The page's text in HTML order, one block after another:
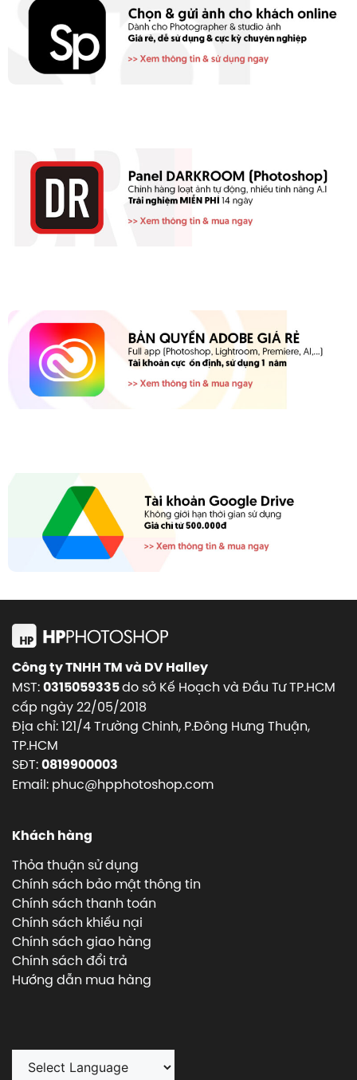
Công ty TNHH TM và DV Halley
MST:0315059335do sở Kế Hoạch và Đầu Tư TP.HCM
cấp ngày 22/05/2018
Địa chỉ: 121/4 Trường Chinh, P.Đông Hưng Thuận,
TP.HCM
SĐT:0819900003
Email: phuc@hpphotoshop.com
Khách hàng
Thỏa thuận sử dụng
Chính sách bảo mật thông tin
Chính sách thanh toán
Chính sách khiếu nại
Chính sách giao hàng
Chính sách đổi trả
Hướng dẫn mua hàng